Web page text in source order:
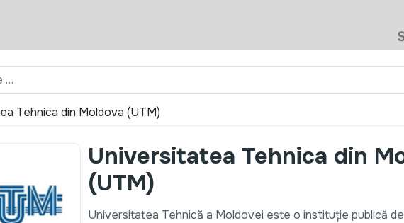
Tehnica din Moldova (UTM)
Universitatea Tehnica din
(UTM)
Universitatea Tehnică a Moldovei este o instituție publică de